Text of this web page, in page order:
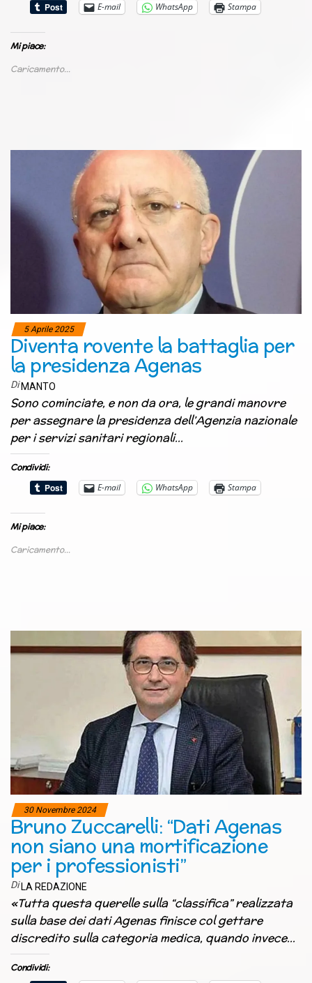
E-mail
WhatsApp Stampa
Mi piace:
Caricamento...
5 Aprile 2025
Diventa rovente la battaglia per
la presidenza Agenas
Di MANTO
Sono cominciate, e non da ora, le grandi manovre
per assegnare la presidenza dell’Agenzia nazionale
per i servizi sanitari regionali…
Condividi:
E-mail
WhatsApp Stampa
Mi piace:
Caricamento...
30 Novembre 2024
Bruno Zuccarelli: “Dati Agenas
non siano una mortificazione
per i professionisti”
Di LA REDAZIONE
«Tutta questa querelle sulla “classifica” realizzata
sulla base dei dati Agenas finisce col gettare
discredito sulla categoria medica, quando invece…
Condividi: